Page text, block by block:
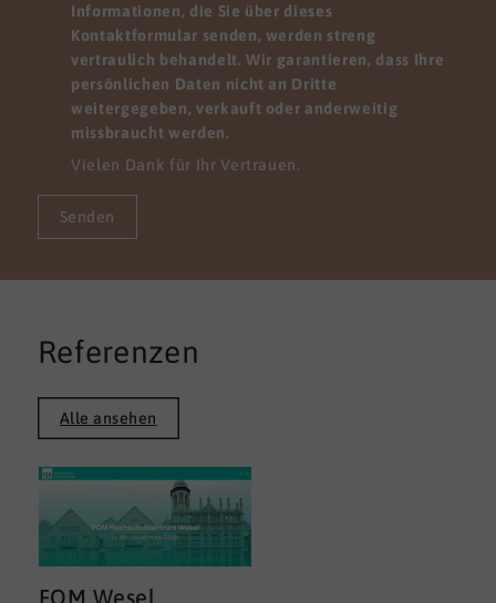
Informationen, die Sie über dieses
Kontaktformular senden, werden streng
vertraulich behandelt. Wir garantieren, dass Ihre
persönlichen Daten nicht an Dritte
weitergegeben, verkauft oder anderweitig
missbraucht werden.
Vielen Dank für Ihr Vertrauen.
Senden
Referenzen
Alle ansehen
FOM Wesel